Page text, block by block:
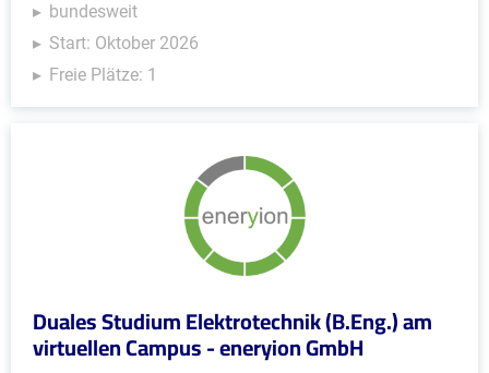
bundesweit
Start: Oktober 2026
Freie Plätze: 1
Duales Studium Elektrotechnik (B.Eng.) am
virtuellen Campus - eneryion GmbH